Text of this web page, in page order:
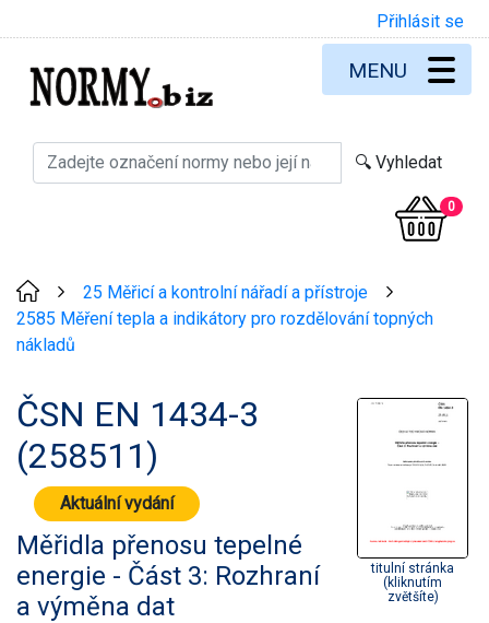
Přihlásit se
0
MENU
25 Měřicí a kontrolní nářadí a přístroje
2585 Měření tepla a indikátory pro rozdělování topných
nákladů
ČSN EN 1434-3
(258511)
Aktuální vydání
Měřidla přenosu tepelné
energie - Část 3: Rozhraní
a výměna dat
titulní stránka
(kliknutím
zvětšíte)